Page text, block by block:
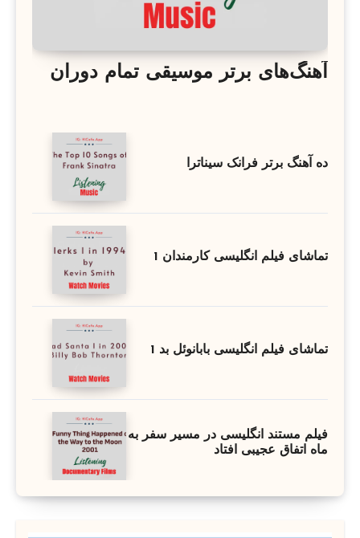
آهنگ‌های برتر موسیقی تمام دوران
ده آهنگ برتر فرانک سیناترا
تماشای فیلم انگلیسی کارمندان 1
تماشای فیلم انگلیسی بابانوئل بد 1
فیلم مستند انگلیسی در مسیر سفر به
ماه اتفاق عجیبی افتاد